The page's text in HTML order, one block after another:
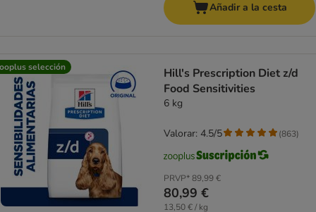
Añadir a la cesta
selección
Hill's Prescription Diet z/d
Food Sensitivities
6 kg
PRVP*89,99 €
80,99 €
13,50 € / kg
Valorar: 4.5/5 (863)